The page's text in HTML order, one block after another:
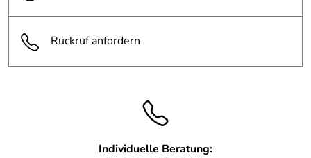
Rückruf anfordern
Individuelle Beratung: